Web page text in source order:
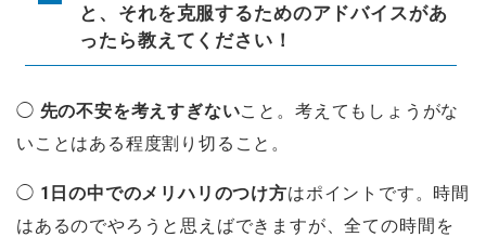
と、それを克服するためのアドバイスがあ
ったら教えてください！
◯ 先の不安を考えすぎないこと。考えてもしょうがな
いことはある程度割り切ること。
◯ 1日の中でのメリハリのつけ方はポイントです。時間
はあるのでやろうと思えばできますが、全ての時間を